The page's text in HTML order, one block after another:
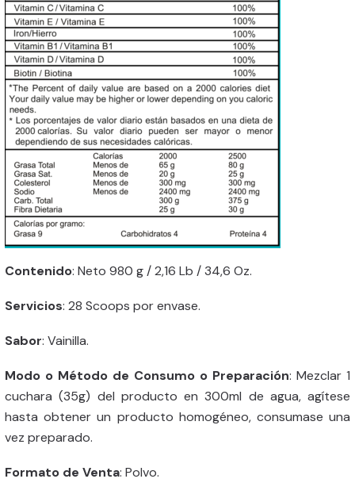
Contenido: Neto 980 g / 2,16 Lb / 34,6 Oz.
Servicios: 28 Scoops por envase.
Sabor: Vainilla.
Modo o Método de Consumo o Preparación: Mezclar 1
cuchara (35g) del producto en 300ml de agua, agítese
hasta obtener un producto homogéneo, consumase una
vez preparado.
Formato de Venta: Polvo.